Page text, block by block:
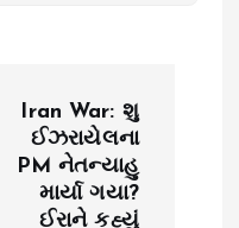
Iran War: શુ
ઈઝરાયેલના
PM નેતન્યાહુ
માર્યા ગયા?
ઈરાને કહ્યું